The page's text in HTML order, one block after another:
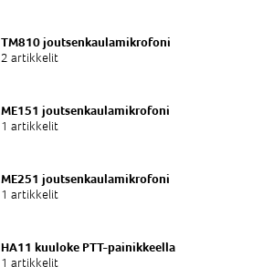
TM810 joutsenkaulamikrofoni
2 artikkelit
ME151 joutsenkaulamikrofoni
1 artikkelit
ME251 joutsenkaulamikrofoni
1 artikkelit
HA11 kuuloke PTT-painikkeella
1 artikkelit